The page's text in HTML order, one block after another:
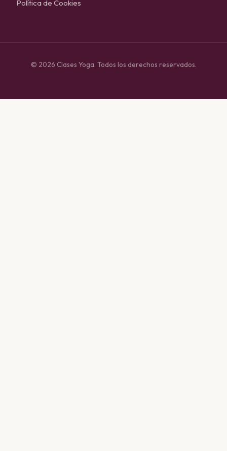
Política de Cookies
© 2026 Clases Yoga. Todos los derechos reservados.